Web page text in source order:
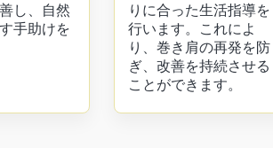
し、自然
手助けを
りに合った生活指導を
行います。これによ
り、巻き肩の再発を防
ぎ、改善を持続させる
ことができます。